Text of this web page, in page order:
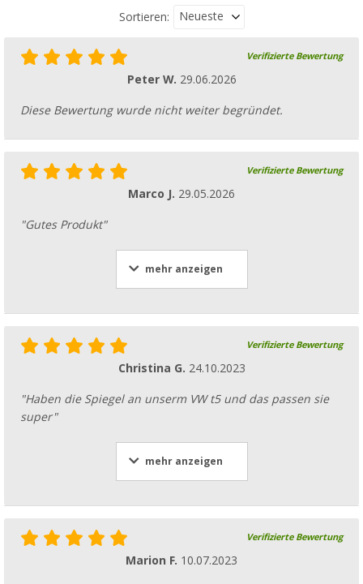
Sortieren: Neueste
Verifizierte Bewertung
Peter W. 29.06.2026
Diese Bewertung wurde nicht weiter begründet.
Verifizierte Bewertung
Marco J. 29.05.2026
"Gutes Produkt"
mehr anzeigen
Verifizierte Bewertung
Christina G. 24.10.2023
"Haben die Spiegel an unserm VW t5 und das passen sie
super"
mehr anzeigen
Verifizierte Bewertung
Marion F. 10.07.2023